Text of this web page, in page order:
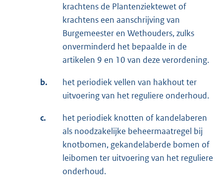
krachtens de Plantenziektewet of
krachtens een aanschrijving van
Burgemeester en Wethouders, zulks
onverminderd het bepaalde in de
artikelen 9 en 10 van deze verordening.
b.
het periodiek vellen van hakhout ter
uitvoering van het reguliere onderhoud.
c.
het periodiek knotten of kandelaberen
als noodzakelijke beheermaatregel bij
knotbomen, gekandelaberde bomen of
leibomen ter uitvoering van het reguliere
onderhoud.